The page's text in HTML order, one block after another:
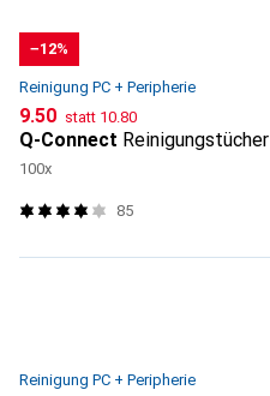
−12%
Reinigung PC + Peripherie
CHF
9.50 statt CHF
10.80
Q-Connect Reinigungstücher
100x
85
Reinigung PC + Peripherie